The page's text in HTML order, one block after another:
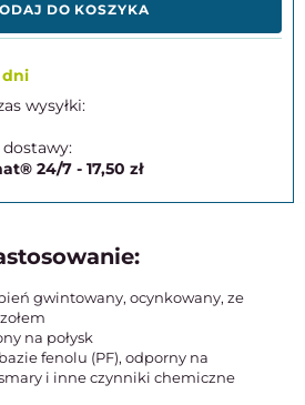
DO KOSZYKA
dni
wysyłki:
24/7 - 17,50 zł
gwintowany, ocynkowany, ze
na połysk
fenolu (PF), odporny na
i inne czynniki chemiczne